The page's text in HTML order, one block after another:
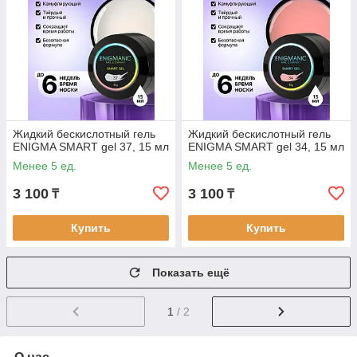
Жидкий бескислотный гель
ENIGMA SMART gel 37, 15 мл
Менее 5 ед.
3 100 ₸
Купить
Жидкий бескислотный гель
ENIGMA SMART gel 34, 15 мл
Менее 5 ед.
3 100 ₸
Купить
Показать ещё
1 / 2